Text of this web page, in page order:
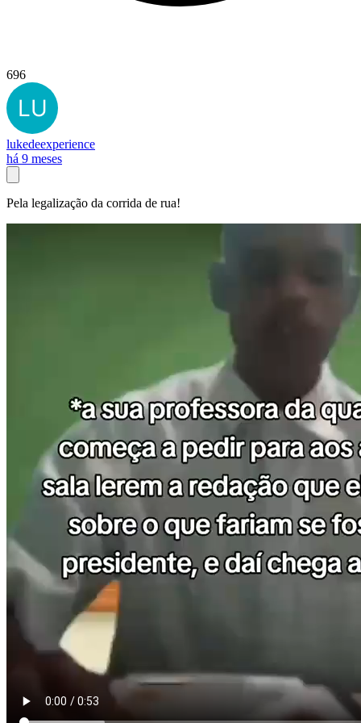
696
lukedeexperience
há 9 meses
Pela legalização da corrida de rua!